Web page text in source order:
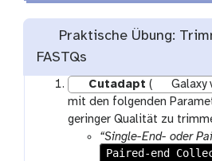
Praktische Übung:
FASTQs
Cutadapt (
Galaxy
mit den folgenden
geringer Qualität zu
“Single-End- oder
Paired-end